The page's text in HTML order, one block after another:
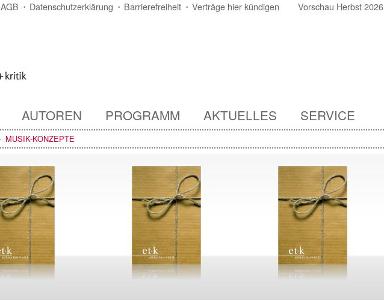
AGB Datenschutzerklärung Barrierefreiheit Verträge hier kündigen Vorschau Herbst 2026
AUTOREN PROGRAMM AKTUELLES SERVICE
MUSIK-KONZEPTE